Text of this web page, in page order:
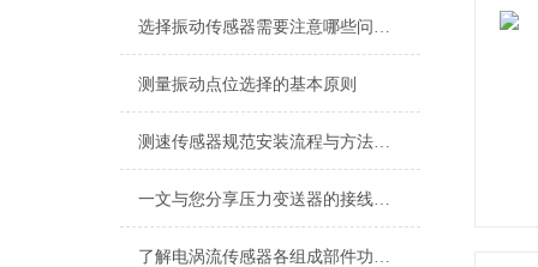
选择振动传感器需要注意哪些问题？
测量振动点位选择的基本原则
测速传感器规范安装流程与方法详解
一文与您分享压力变送器的接线方法
了解电涡流传感器各组成部件功能特点才能更好的使用它